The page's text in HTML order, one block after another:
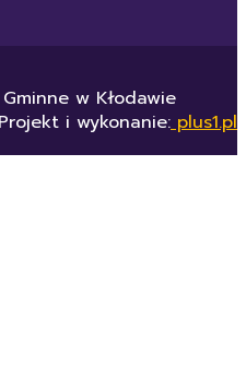
w Kłodawie
Projekt i wykonanie: plus1.pl